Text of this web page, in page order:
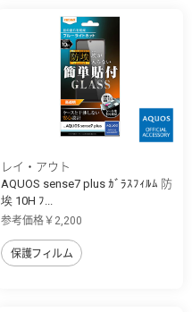
レイ・アウト
AQUOS sense7 plus ｶﾞﾗｽﾌｨﾙﾑ 防
埃 10H ﾌ...
参考価格￥2,200
保護フィルム